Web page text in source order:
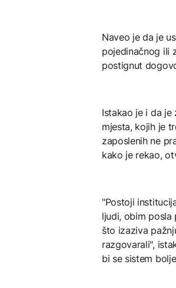
Naveo je da je
pojedinačnog ili
postignut
Istakao je i da je
mjesta, kojih je
zaposlenih ne
kako je rekao,
"Postoji
ljudi, obim posla
što izaziva
razgovarali",
bi se sistem